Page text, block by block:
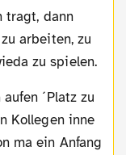
tragt, dann
arbeiten, zu
zu spielen.
Kollegen inne
ma ein Anfang